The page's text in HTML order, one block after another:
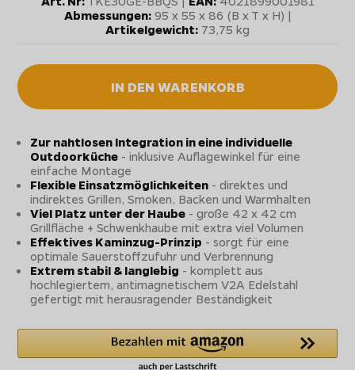
Abmessungen:95 x 55 x 86 (B x T x H) |
Artikelgewicht: 73,75 kg
IN DEN WARENKORB
Zur nahtlosen Integration in eine individuelle
Outdoorküche - inklusive Auflagewinkel für eine
einfache Montage
Flexible Einsatzmöglichkeiten - direktes und
indirektes Grillen, Smoken, Backen und Warmhalten
Viel Platz unter der Haube - große 42 x 42 cm
Grillfläche + Schwenkhaube mit extra viel Volumen
Effektives Kaminzug-Prinzip - sorgt für eine
optimale Sauerstoffzufuhr und Verbrennung
Extrem stabil & langlebig - komplett aus
hochlegiertem, antimagnetischem V2A Edelstahl
gefertigt mit herausragender Beständigkeit